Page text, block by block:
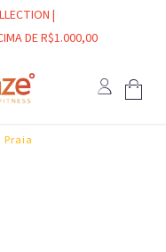
|
DE R$1.000,00
Praia